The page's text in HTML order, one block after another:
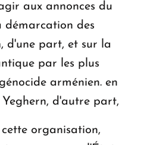
aux annonces du
démarcation des
d'une part, et sur la
par les plus
arménien. en
Yeghern, d'autre part,
organisation,